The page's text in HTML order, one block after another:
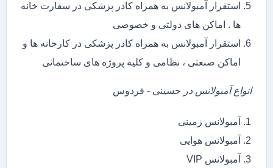
استقرار آمبولانس به همراه کادر پزشکی در سفارت خانه
ها . اماکن های دولتی و خصوصی
استقرار آمبولانس به همراه کادر پزشکی در کارخانه ها و
اماکن صنعتی ، نظامی و کلیه پروژه های ساختمانی
انواع آمبولانس در حسینی - فردوس
آمبولانس زمینی
آمبولانس هوایی
آمبولانس VIP